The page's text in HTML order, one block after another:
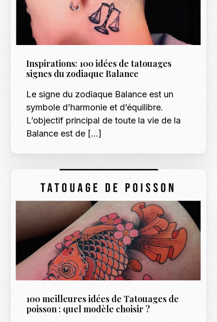
Inspirations: 100 idées de tatouages
signes du zodiaque Balance
Le signe du zodiaque Balance est un
symbole d’harmonie et d’équilibre.
L’objectif principal de toute la vie de la
Balance est de […]
100 meilleures idées de Tatouages ​​de
poisson : quel modèle choisir ?